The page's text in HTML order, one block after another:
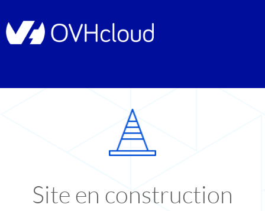
Site en construction